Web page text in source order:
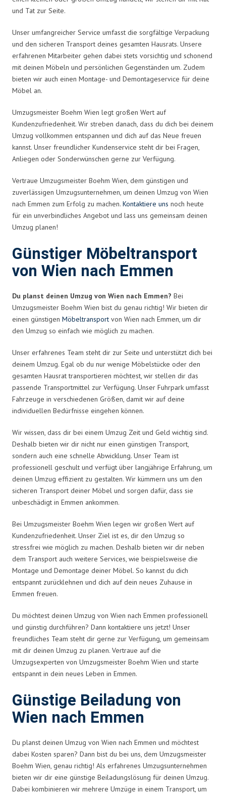
und Tat zur Seite.
Unser umfangreicher Service umfasst die sorgfältige Verpackung
und den sicheren Transport deines gesamten Hausrats. Unsere
erfahrenen Mitarbeiter gehen dabei stets vorsichtig und schonend
mit deinen Möbeln und persönlichen Gegenständen um. Zudem
bieten wir auch einen Montage- und Demontageservice für deine
Möbel an.
Umzugsmeister Boehm Wien legt großen Wert auf
Kundenzufriedenheit. Wir streben danach, dass du dich bei deinem
Umzug vollkommen entspannen und dich auf das Neue freuen
kannst. Unser freundlicher Kundenservice steht dir bei Fragen,
Anliegen oder Sonderwünschen gerne zur Verfügung.
Vertraue Umzugsmeister Boehm Wien, dem günstigen und
zuverlässigen Umzugsunternehmen, um deinen Umzug von Wien
nach Emmen zum Erfolg zu machen. Kontaktiere uns noch heute
für ein unverbindliches Angebot und lass uns gemeinsam deinen
Umzug planen!
Günstiger Möbeltransport
von Wien nach Emmen
Du planst deinen Umzug von Wien nach Emmen? Bei
Umzugsmeister Boehm Wien bist du genau richtig! Wir bieten dir
einen günstigen Möbeltransport von Wien nach Emmen, um dir
den Umzug so einfach wie möglich zu machen.
Unser erfahrenes Team steht dir zur Seite und unterstützt dich bei
deinem Umzug. Egal ob du nur wenige Möbelstücke oder den
gesamten Hausrat transportieren möchtest, wir stellen dir das
passende Transportmittel zur Verfügung. Unser Fuhrpark umfasst
Fahrzeuge in verschiedenen Größen, damit wir auf deine
individuellen Bedürfnisse eingehen können.
Wir wissen, dass dir bei einem Umzug Zeit und Geld wichtig sind.
Deshalb bieten wir dir nicht nur einen günstigen Transport,
sondern auch eine schnelle Abwicklung. Unser Team ist
professionell geschult und verfügt über langjährige Erfahrung, um
deinen Umzug effizient zu gestalten. Wir kümmern uns um den
sicheren Transport deiner Möbel und sorgen dafür, dass sie
unbeschädigt in Emmen ankommen.
Bei Umzugsmeister Boehm Wien legen wir großen Wert auf
Kundenzufriedenheit. Unser Ziel ist es, dir den Umzug so
stressfrei wie möglich zu machen. Deshalb bieten wir dir neben
dem Transport auch weitere Services, wie beispielsweise die
Montage und Demontage deiner Möbel. So kannst du dich
entspannt zurücklehnen und dich auf dein neues Zuhause in
Emmen freuen.
Du möchtest deinen Umzug von Wien nach Emmen professionell
und günstig durchführen? Dann kontaktiere uns jetzt! Unser
freundliches Team steht dir gerne zur Verfügung, um gemeinsam
mit dir deinen Umzug zu planen. Vertraue auf die
Umzugsexperten von Umzugsmeister Boehm Wien und starte
entspannt in dein neues Leben in Emmen.
Günstige Beiladung von
Wien nach Emmen
Du planst deinen Umzug von Wien nach Emmen und möchtest
dabei Kosten sparen? Dann bist du bei uns, dem Umzugsmeister
Boehm Wien, genau richtig! Als erfahrenes Umzugsunternehmen
bieten wir dir eine günstige Beiladungslösung für deinen Umzug.
Dabei kombinieren wir mehrere Umzüge in einem Transport, um